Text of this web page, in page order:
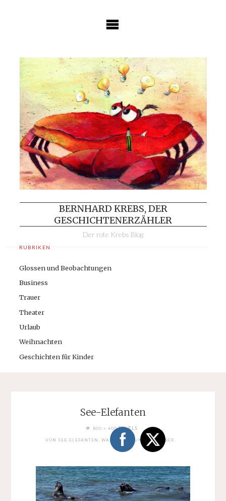
BERNHARD KREBS, DER
GESCHICHTENERZÄHLER
Der rote Krebs Blog
RUBRIKEN
Glossen und Beobachtungen
Business
Trauer
Theater
Urlaub
Weihnachten
Geschichten für Kinder
See-Elefanten
FULL800 × 600PIXELS
VON SEE-ELEFANTEN, WALROSSEN UND DEM BIBER.